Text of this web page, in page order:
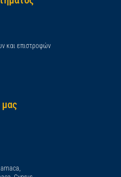
και επιστροφών
μας